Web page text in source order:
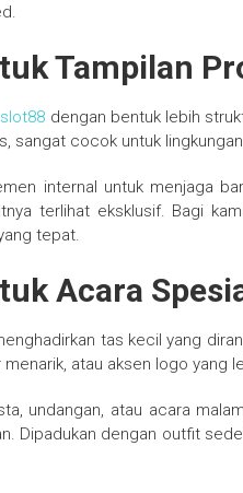
Tampilan
slot88 dengan bentuk lebih
sangat cocok untuk
internal untuk menjaga
terlihat eksklusif. Bagi
tepat.
Acara
tas kecil yang
atau aksen logo yang
undangan, atau acara
Dipadukan dengan outfit